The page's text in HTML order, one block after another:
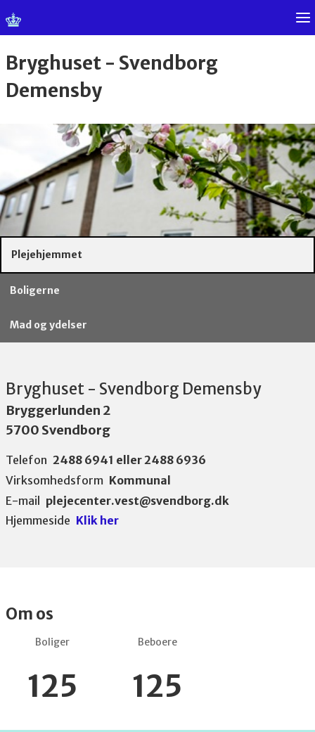
Bryghuset - Svendborg
Demensby
Plejehjemmet
Boligerne
Mad og ydelser
Bryghuset - Svendborg Demensby
Bryggerlunden 2
5700 Svendborg
Telefon 2488 6941 eller 2488 6936
Virksomhedsform Kommunal
E-mail plejecenter.vest@svendborg.dk
Hjemmeside Klik her
Om os
Boliger
125
Beboere
125